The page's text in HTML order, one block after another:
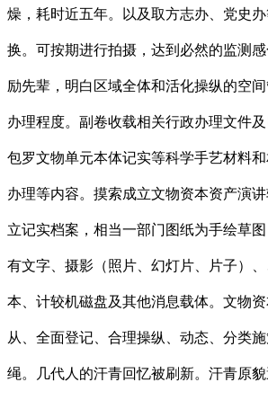
燥，耗时近五年。以及取方志办、党史
换。可按期进行拍摄，达到必然的监测
励先辈，明白区域全体和活化操纵的空
办理程度。副卷收载相关行政办理文件
包罗文物单元本体记实等科学手艺材料
办理等内容。摸索成立文物资本资产演
立记实档案，相当一部门图纸为手绘草
有文字、摄影（照片、幻灯片、片子）
本、计较机磁盘及其他消息载体。文物
从、全面登记、合理操纵、动态、分类
绳。几代人的汗青回忆被刷新。汗青原貌